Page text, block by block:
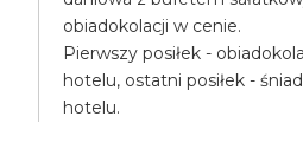
obiadokolacji w cenie.
Pierwszy posiłek -
hotelu, ostatni posiłek -
hotelu.